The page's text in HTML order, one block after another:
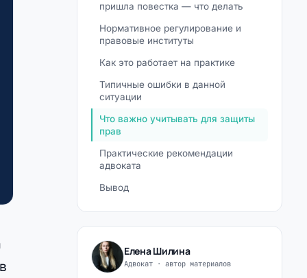
пришла повестка — что делать
Нормативное регулирование и
правовые институты
Как это работает на практике
Типичные ошибки в данной
ситуации
Что важно учитывать для защиты
прав
Практические рекомендации
адвоката
Вывод
Елена Шилина
Адвокат · автор материалов